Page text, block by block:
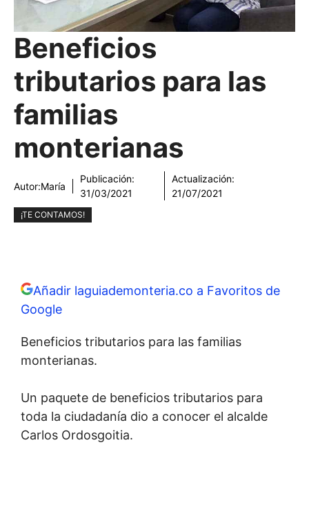
Beneficios
tributarios para las
familias
monterianas
Autor:María
Publicación:
31/03/2021
Actualización:
21/07/2021
¡TE CONTAMOS!
Añadir laguiademonteria.co a Favoritos de
Google
Beneficios tributarios para las familias
monterianas.
Un paquete de beneficios tributarios para
toda la ciudadanía dio a conocer el alcalde
Carlos Ordosgoitia.